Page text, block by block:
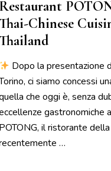
Restaurant
Thai-Chinese
Thailand
Dopo la presentazione
ci siamo concessi
che oggi è, senza
gastronomiche
POTONG, il ristorante
…